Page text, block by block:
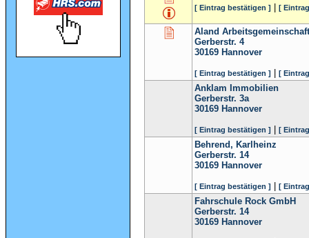
[ Eintrag bestätigen ] [
Aland
Gerberstr. 4
30169 Hannover
[ Eintrag bestätigen ] [
Anklam Immobilien
Gerberstr. 3a
30169 Hannover
[ Eintrag bestätigen ] [
Behrend, Karlheinz
Gerberstr. 14
30169 Hannover
[ Eintrag bestätigen ] [
Fahrschule Rock GmbH
Gerberstr. 14
30169 Hannover